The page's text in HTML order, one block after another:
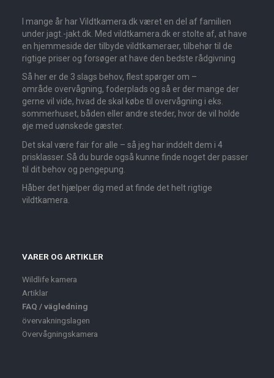
I mange år har Vildtkamera.dk været en del af familien
under jagt.-jakt.dk. Med vildtkamera.dk er stolte af, at have
en hjemmeside der tilbyde vildtkameraer, tilbehør til de
rigtige priser og forsøger at have den bedste rådgivning
Så her er de 3 slags behov, flest spørger om –
område overvågning, foderplads og så er der mange der
gerne vil vide, hvad de skal købe til overvågning i eks.
sommerhuset, båden eller andre steder, hvor de vil holde
øje med uønskede gæster.
Det skal være fair for alle – så jeg har inddelt dem i 4
prisklasser. Så du burde også kunne finde noget der passer
til dit behov og pengepung.
Håber det hjælper dig med at finde det helt rigtige
vildtkamera.
VARER OG ARTIKLER
Wildlife kamera
Artiklar
FAQ / vägledning
övervakningslagen
Overvågningskamera